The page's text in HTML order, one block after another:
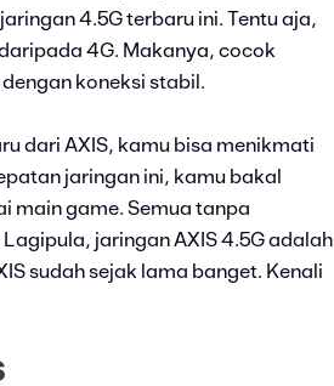
4.5G terbaru ini. Tentu aja,
4G. Makanya, cocok
koneksi stabil.
dari AXIS, kamu bisa menikmati
jaringan ini, kamu bakal
main game. Semua tanpa
jaringan AXIS 4.5G adalah
sudah sejak lama banget. Kenali